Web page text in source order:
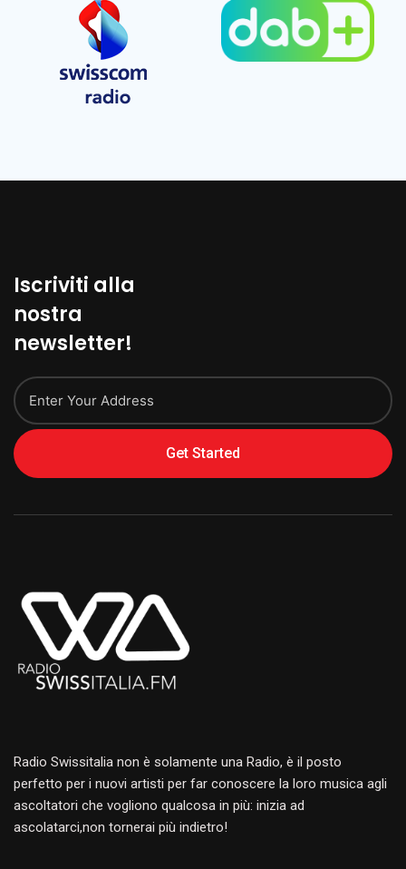
Iscriviti alla
nostra
newsletter!
Get Started
Radio Swissitalia non è solamente una Radio, è il posto
perfetto per i nuovi artisti per far conoscere la loro musica agli
ascoltatori che vogliono qualcosa in più: inizia ad
ascolatarci,non tornerai più indietro!